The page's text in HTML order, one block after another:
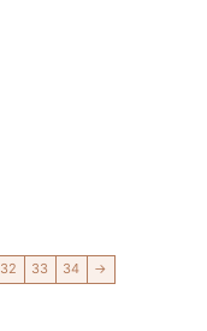
32 33 34 →